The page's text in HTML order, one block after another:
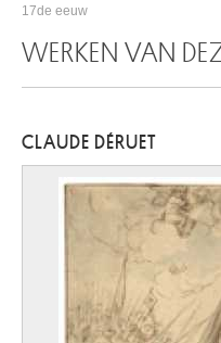
17de eeuw
WERKEN VAN
CLAUDE DÉRUET